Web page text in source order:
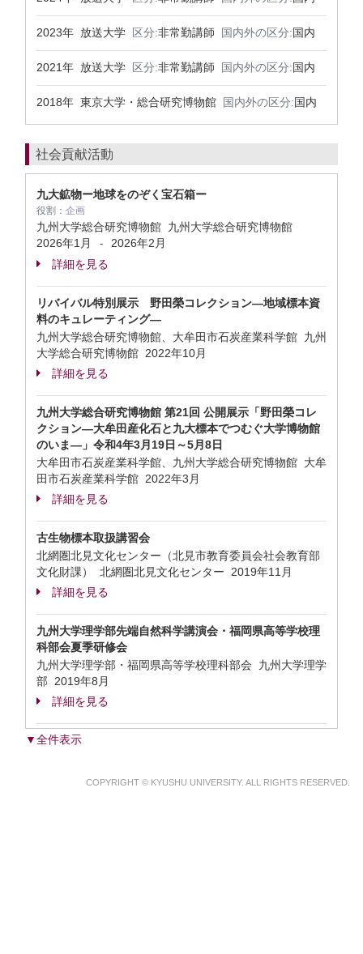
2023年 放送大学 区分:非常勤講師 国内外の区分:国内
2021年 放送大学 区分:非常勤講師 国内外の区分:国内
2018年 東京大学・総合研究博物館 国内外の区分:国内
社会貢献活動
九大鉱物ー地球をのぞく宝石箱ー
役割： 企画
九州大学総合研究博物館 九州大学総合研究博物館
2026年1月
-
2026年2月
詳細を見る
リバイバル特別展示 野田榮コレクション―地域標本資
料のキュレーティング―
九州大学総合研究博物館、大牟田市石炭産業科学館 九州
大学総合研究博物館 2022年10月
詳細を見る
九州大学総合研究博物館 第21回 公開展示「野田榮コレ
クション―大牟田産化石と九大標本でつむぐ大学博物館
のいま―」令和4年3月19日～5月8日
大牟田市石炭産業科学館、九州大学総合研究博物館 大牟
田市石炭産業科学館 2022年3月
詳細を見る
古生物標本取扱講習会
北網圏北見文化センター（北見市教育委員会社会教育部
文化財課） 北網圏北見文化センター 2019年11月
詳細を見る
九州大学理学部先端自然科学講演会・福岡県高等学校理
科部会夏季研修会
九州大学理学部・福岡県高等学校理科部会 九州大学理学
部 2019年8月
詳細を見る
▼全件表示
COPYRIGHT © KYUSHU UNIVERSITY. ALL RIGHTS RESERVED.